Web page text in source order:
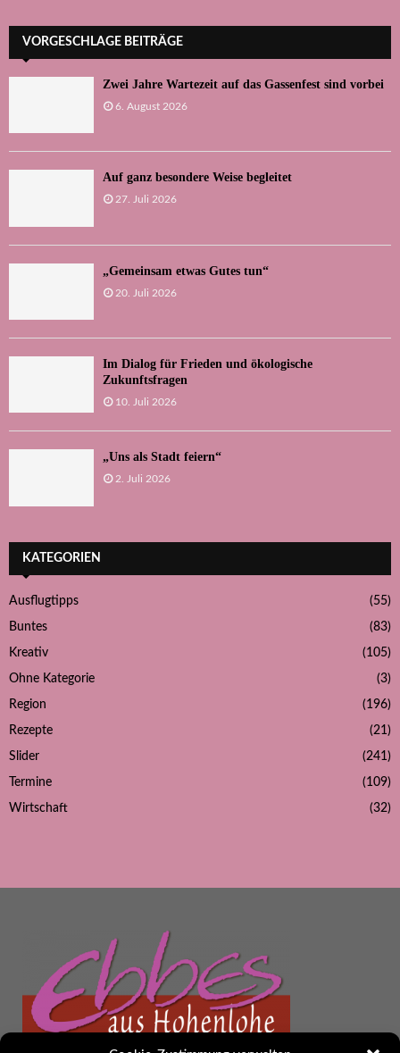
VORGESCHLAGE BEITRÄGE
Zwei Jahre Wartezeit auf das Gassenfest sind vorbei
6. August 2026
Auf ganz besondere Weise begleitet
27. Juli 2026
„Gemeinsam etwas Gutes tun“
20. Juli 2026
Im Dialog für Frieden und ökologische
Zukunftsfragen
10. Juli 2026
„Uns als Stadt feiern“
2. Juli 2026
KATEGORIEN
Ausflugtipps (55)
Buntes (83)
Kreativ (105)
Ohne Kategorie (3)
Region (196)
Rezepte (21)
Slider (241)
Termine (109)
Wirtschaft (32)